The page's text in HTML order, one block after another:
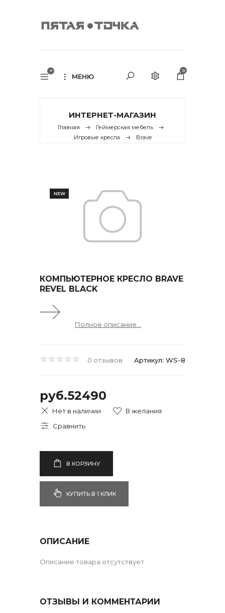
МЕНЮ
0
ИНТЕРНЕТ-МАГАЗИН
Главная
Геймерская мебель
Игровые кресла
Brave
NEW
КОМПЬЮТЕРНОЕ КРЕСЛО BRAVE
REVEL BLACK
Полное описание...
0 отзывов Артикул: WS-8
руб.52490
Нет в наличии
В КОРЗИНУ
КУПИТЬ В 1 КЛИК
ОПИСАНИЕ
Описание товара отсутствует
ОТЗЫВЫ И КОММЕНТАРИИ